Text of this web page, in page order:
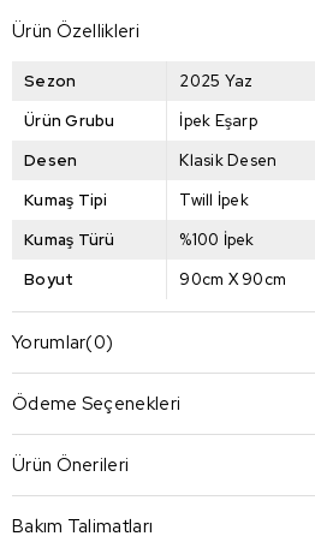
Ürün Özellikleri
Sezon
2025 Yaz
Ürün Grubu
İpek Eşarp
Desen
Klasik Desen
Kumaş Tipi
Twill İpek
Kumaş Türü
%100 İpek
Boyut
90cm X 90cm
Yorumlar(0)
Ödeme Seçenekleri
Ürün Önerileri
Bakım Talimatları